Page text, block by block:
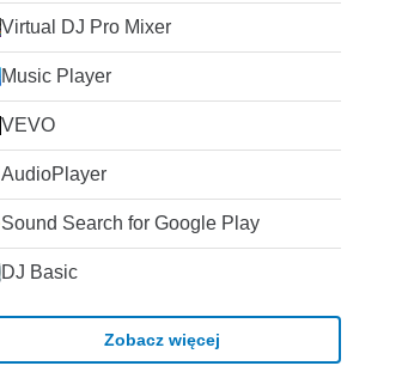
Virtual DJ Pro Mixer
Music Player
VEVO
AudioPlayer
Sound Search for Google Play
DJ Basic
Zobacz więcej